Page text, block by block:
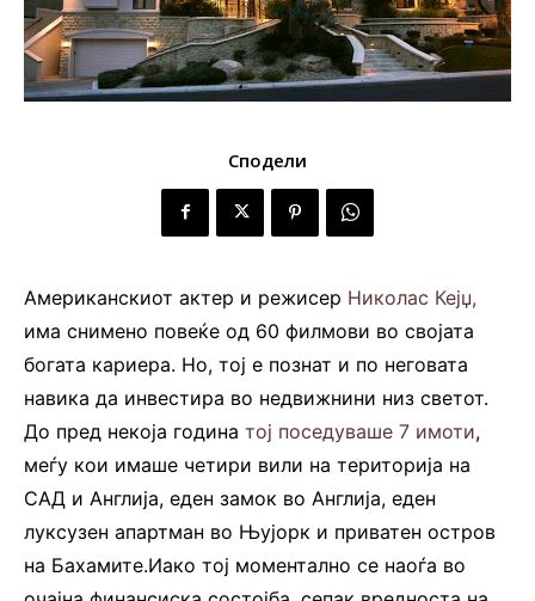
Сподели
Американскиот актер и режисер Николас Кејџ,
има снимено повеќе од 60 филмови во својата
богата кариера. Но, тој е познат и по неговата
навика да инвестира во недвижнини низ светот.
До пред некоја година тој поседуваше 7 имоти,
меѓу кои имаше четири вили на територија на
САД и Англија, еден замок во Англија, еден
луксузен апартман во Њујорк и приватен остров
на Бахамите.Иако тој моментално се наоѓа во